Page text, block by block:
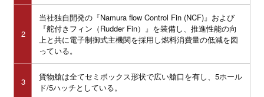
2
当社独自開発の『Namura flow Control Fin (NCF)』および
『舵付きフィン（Rudder Fin）』を装備し、推進性能の向
上と共に電子制御式主機関を採用し燃料消費量の低減を図
っている。
3
貨物艙は全てセミボックス形状で広い艙口を有し、5ホール
ド/5ハッチとしている。